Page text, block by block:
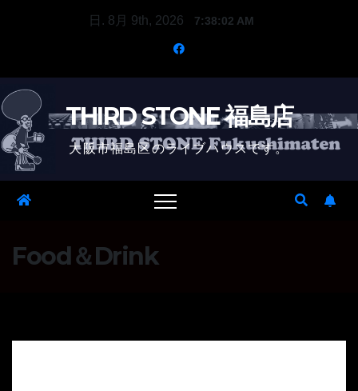
日. 8月 9th, 2026 7:38:02 AM
THIRD STONE 福島店
大阪市福島区のライブハウスです。
Food＆Drink